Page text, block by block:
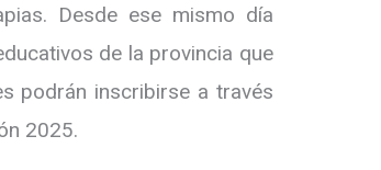
Desde ese mismo día
de la provincia que
podrán inscribirse a través
2025.